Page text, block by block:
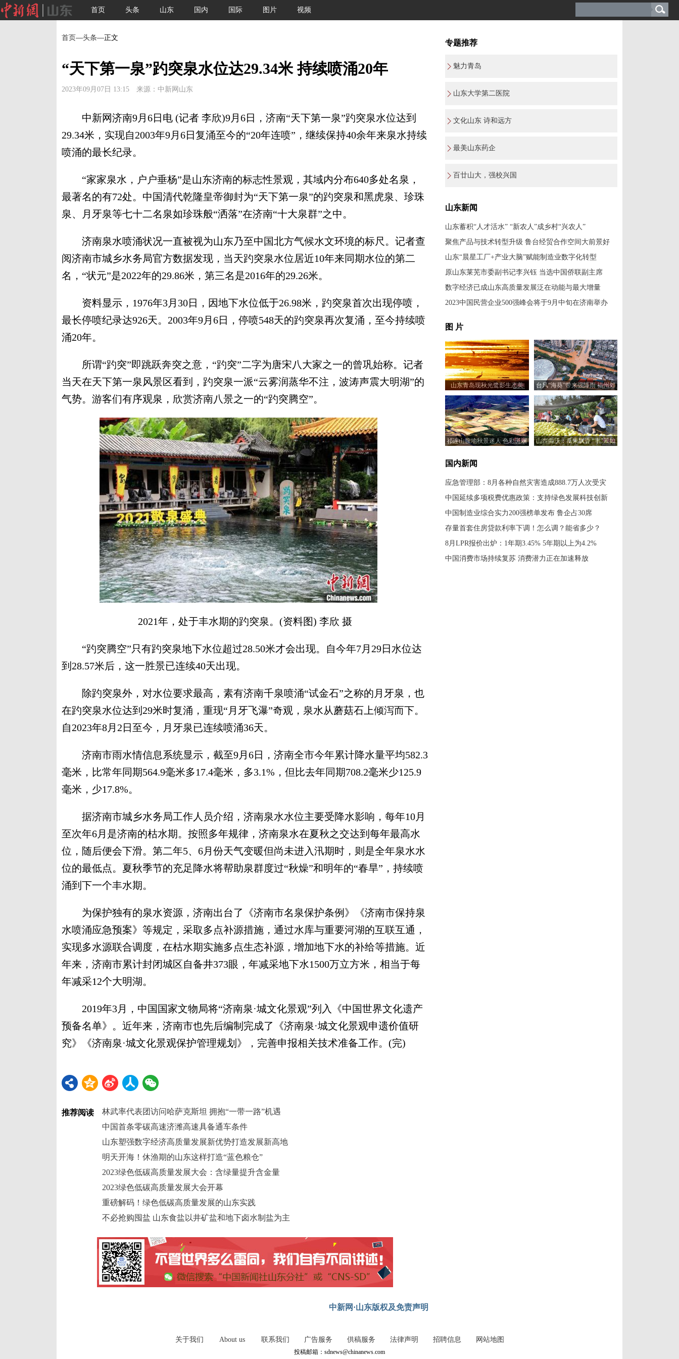
首页 头条 山东 国内 国际 图片 视频
首页—头条—正文
“天下第一泉”趵突泉水位达29.34米 持续喷涌20年
2023年09月07日 13:15 来源：中新网山东
中新网济南9月6日电 (记者 李欣)9月6日，济南“天下第一泉”趵突泉水位达到
29.34米，实现自2003年9月6日复涌至今的“20年连喷”，继续保持40余年来泉水持续
喷涌的最长纪录。
“家家泉水，户户垂杨”是山东济南的标志性景观，其域内分布640多处名泉，
最著名的有72处。中国清代乾隆皇帝御封为“天下第一泉”的趵突泉和黑虎泉、珍珠
泉、月牙泉等七十二名泉如珍珠般“洒落”在济南“十大泉群”之中。
济南泉水喷涌状况一直被视为山东乃至中国北方气候水文环境的标尺。记者查
阅济南市城乡水务局官方数据发现，当天趵突泉水位居近10年来同期水位的第二
名，“状元”是2022年的29.86米，第三名是2016年的29.26米。
资料显示，1976年3月30日，因地下水位低于26.98米，趵突泉首次出现停喷，
最长停喷纪录达926天。2003年9月6日，停喷548天的趵突泉再次复涌，至今持续喷
涌20年。
所谓“趵突”即跳跃奔突之意，“趵突”二字为唐宋八大家之一的曾巩始称。记者
当天在天下第一泉风景区看到，趵突泉一派“云雾润蒸华不注，波涛声震大明湖”的
气势。游客们有序观泉，欣赏济南八景之一的“趵突腾空”。
2021年，处于丰水期的趵突泉。(资料图) 李欣 摄
“趵突腾空”只有趵突泉地下水位超过28.50米才会出现。自今年7月29日水位达
到28.57米后，这一胜景已连续40天出现。
除趵突泉外，对水位要求最高，素有济南千泉喷涌“试金石”之称的月牙泉，也
在趵突泉水位达到29米时复涌，重现“月牙飞瀑”奇观，泉水从蘑菇石上倾泻而下。
自2023年8月2日至今，月牙泉已连续喷涌36天。
济南市雨水情信息系统显示，截至9月6日，济南全市今年累计降水量平均582.3
毫米，比常年同期564.9毫米多17.4毫米，多3.1%，但比去年同期708.2毫米少125.9
毫米，少17.8%。
据济南市城乡水务局工作人员介绍，济南泉水水位主要受降水影响，每年10月
至次年6月是济南的枯水期。按照多年规律，济南泉水在夏秋之交达到每年最高水
位，随后便会下滑。第二年5、6月份天气变暖但尚未进入汛期时，则是全年泉水水
位的最低点。夏秋季节的充足降水将帮助泉群度过“秋燥”和明年的“春旱”，持续喷
涌到下一个丰水期。
为保护独有的泉水资源，济南出台了《济南市名泉保护条例》《济南市保持泉
水喷涌应急预案》等规定，采取多点补源措施，通过水库与重要河湖的互联互通，
实现多水源联合调度，在枯水期实施多点生态补源，增加地下水的补给等措施。近
年来，济南市累计封闭城区自备井373眼，年减采地下水1500万立方米，相当于每
年减采12个大明湖。
2019年3月，中国国家文物局将“济南泉·城文化景观”列入《中国世界文化遗产
预备名单》。近年来，济南市也先后编制完成了《济南泉·城文化景观申遗价值研
究》《济南泉·城文化景观保护管理规划》，完善申报相关技术准备工作。(完)
推荐阅读
林武率代表团访问哈萨克斯坦 拥抱“一带一路”机遇
中国首条零碳高速济潍高速具备通车条件
山东塑强数字经济高质量发展新优势打造发展新高地
明天开海！休渔期的山东这样打造“蓝色粮仓”
2023绿色低碳高质量发展大会：含绿量提升含金量
2023绿色低碳高质量发展大会开幕
重磅解码！绿色低碳高质量发展的山东实践
不必抢购囤盐 山东食盐以井矿盐和地下卤水制盐为主
中新网·山东版权及免责声明
专题推荐
魅力青岛
山东大学第二医院
文化山东 诗和远方
最美山东药企
百廿山大，强校兴国
山东新闻
山东蓄积“人才活水” “新农人”成乡村“兴农人”
聚焦产品与技术转型升级 鲁台经贸合作空间大前景好
山东“晨星工厂+产业大脑”赋能制造业数字化转型
原山东莱芜市委副书记李兴钰 当选中国侨联副主席
数字经济已成山东高质量发展泛在动能与最大增量
2023中国民营企业500强峰会将于9月中旬在济南举办
图 片
山东青岛现秋光鹭影生态美
台风“海葵”带来强降雨 福州郊
区现内涝
祁连山腹地秋景迷人 色彩斑斓
山西曲沃：瓜果飘香 “丰”景如
国内新闻
应急管理部：8月各种自然灾害造成888.7万人次受灾
中国延续多项税费优惠政策：支持绿色发展科技创新
中国制造业综合实力200强榜单发布 鲁企占30席
存量首套住房贷款利率下调！怎么调？能省多少？
8月LPR报价出炉：1年期3.45% 5年期以上为4.2%
中国消费市场持续复苏 消费潜力正在加速释放
关于我们 About us 联系我们 广告服务 供稿服务 法律声明 招聘信息 网站地图
投稿邮箱：sdnews@chinanews.com